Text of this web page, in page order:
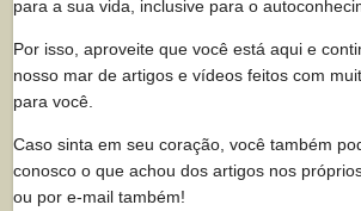
para a sua vida, inclusive para o
Por isso, aproveite que você está aqui e
nosso mar de artigos e vídeos feitos com
para você.
Caso sinta em seu coração, você também
conosco o que achou dos artigos nos
ou por e-mail também!